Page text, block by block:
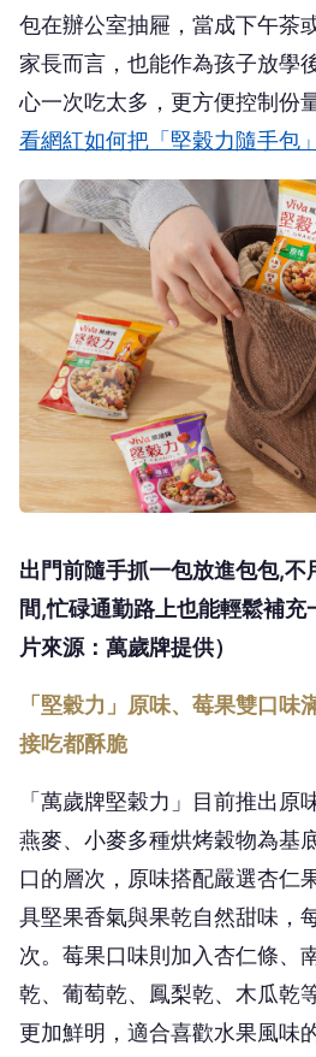
包在辦公室抽屜，當成下午茶
家長而言，也能作為孩子放學
心一次吃太多，更方便控制份
看網紅如何把「堅穀力隨手包
出門前隨手抓一包放進包包,不
間,忙碌通勤路上也能輕鬆補充
片來源：萬歲牌提供）
「堅穀力」原味、莓果雙口味
接吃都酥脆
「萬歲牌堅穀力」目前推出原
燕麥、小麥多種烘烤穀物為基
口的層次，原味搭配嚴選杏仁
具堅果香氣與果乾自然甜味，
次。莓果口味則加入杏仁條、
乾、葡萄乾、鳳梨乾、木瓜乾
更加鮮明，適合喜歡水果風味